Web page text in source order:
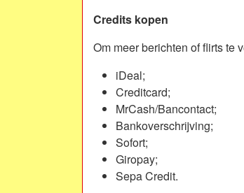
Credits kopen
Om meer berichten of flirts te
iDeal;
Creditcard;
MrCash/Bancontact;
Bankoverschrijving;
Sofort;
Giropay;
Sepa Credit.